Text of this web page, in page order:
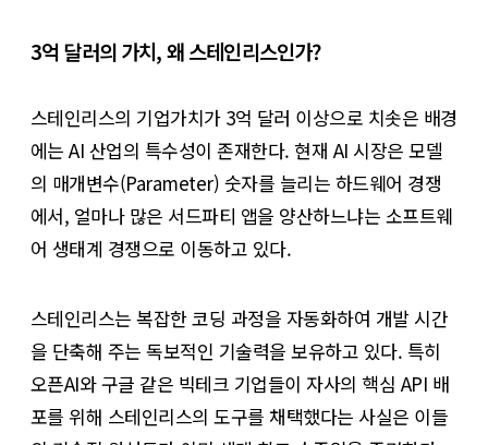
3억 달러의 가치, 왜 스테인리스인가?
스테인리스의 기업가치가 3억 달러 이상으로 치솟은 배경
에는 AI 산업의 특수성이 존재한다. 현재 AI 시장은 모델
의 매개변수(Parameter) 숫자를 늘리는 하드웨어 경쟁
에서, 얼마나 많은 서드파티 앱을 양산하느냐는 소프트웨
어 생태계 경쟁으로 이동하고 있다.
스테인리스는 복잡한 코딩 과정을 자동화하여 개발 시간
을 단축해 주는 독보적인 기술력을 보유하고 있다. 특히
오픈AI와 구글 같은 빅테크 기업들이 자사의 핵심 API 배
포를 위해 스테인리스의 도구를 채택했다는 사실은 이들